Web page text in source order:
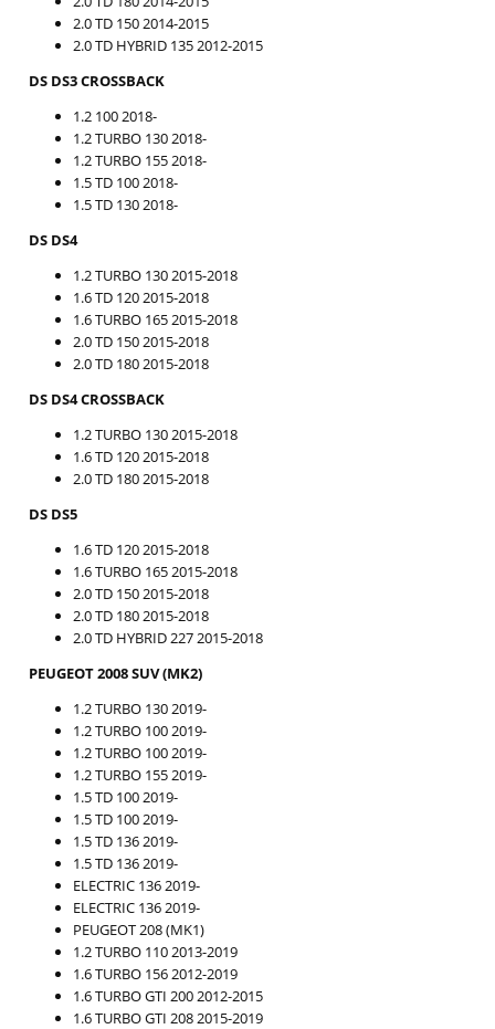
2.0 TD 150 2014-2015
2.0 TD HYBRID 135 2012-2015
DS DS3 CROSSBACK
1.2 100 2018-
1.2 TURBO 130 2018-
1.2 TURBO 155 2018-
1.5 TD 100 2018-
1.5 TD 130 2018-
DS DS4
1.2 TURBO 130 2015-2018
1.6 TD 120 2015-2018
1.6 TURBO 165 2015-2018
2.0 TD 150 2015-2018
2.0 TD 180 2015-2018
DS DS4 CROSSBACK
1.2 TURBO 130 2015-2018
1.6 TD 120 2015-2018
2.0 TD 180 2015-2018
DS DS5
1.6 TD 120 2015-2018
1.6 TURBO 165 2015-2018
2.0 TD 150 2015-2018
2.0 TD 180 2015-2018
2.0 TD HYBRID 227 2015-2018
PEUGEOT 2008 SUV (MK2)
1.2 TURBO 130 2019-
1.2 TURBO 100 2019-
1.2 TURBO 100 2019-
1.2 TURBO 155 2019-
1.5 TD 100 2019-
1.5 TD 100 2019-
1.5 TD 136 2019-
1.5 TD 136 2019-
ELECTRIC 136 2019-
ELECTRIC 136 2019-
PEUGEOT 208 (MK1)
1.2 TURBO 110 2013-2019
1.6 TURBO 156 2012-2019
1.6 TURBO GTI 200 2012-2015
1.6 TURBO GTI 208 2015-2019